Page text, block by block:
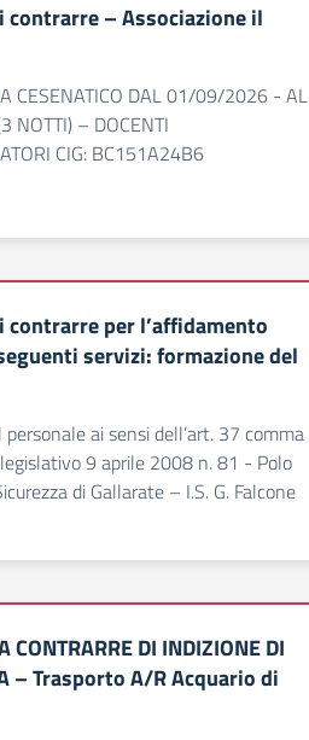
contrarre – Associazione il
CESENATICO DAL 01/09/2026 - AL
– DOCENTI
CIG: BC151A24B6
contrarre per l’affidamento
servizi: formazione del
personale ai sensi dell’art. 37 comma
9 aprile 2008 n. 81 - Polo
di Gallarate – I.S. G. Falcone
CONTRARRE DI INDIZIONE DI
– Trasporto A/R Acquario di